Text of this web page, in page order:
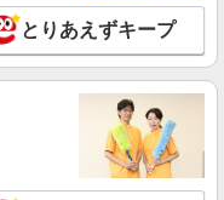
（接客・調理・清掃な
〜翌5:00：時給1,563円 ※
朝手当（5:00〜9:00）時給
1-2-26シンデレラビル1F
とりあえずキープ